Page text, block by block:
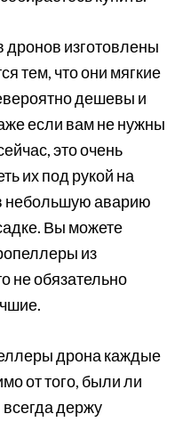
изготовлены
тем, что они мягкие
дешевы и
если вам не нужны
это очень
их под рукой на
небольшую аварию
Вы можете
из
не обязательно
дрона каждые
от того, были ли
держу